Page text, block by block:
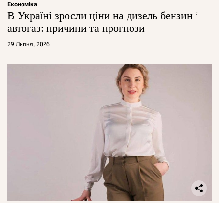
Економіка
В Україні зросли ціни на дизель бензин і
автогаз: причини та прогнози
29 Липня, 2026